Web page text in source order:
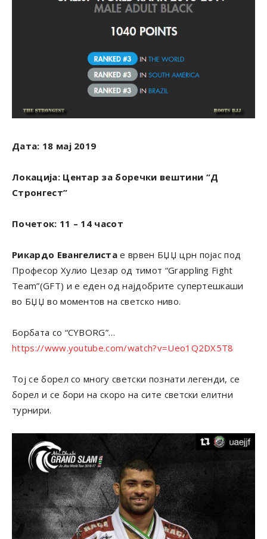
Дата: 18 мај 2019
Локација: Центар за боречки вештини “Д
Стронгест”
Почеток: 11 – 14 часот
Рикардо Евангелиста е врвен БЏЏ црн појас под
Професор Хулио Цезар од тимот “Grappling Fight
Team”(GFT) и е еден од најдобрите супертешкаши
во БЏЏ во моментов на светско ниво.
Борбата со “CYBORG”…
https://www.youtube.com/watch?v=Ueo1Q2DX5T8
Тој се борел со многу светски познати легенди, се
борел и се бори на скоро на сите светски елитни
турнири.